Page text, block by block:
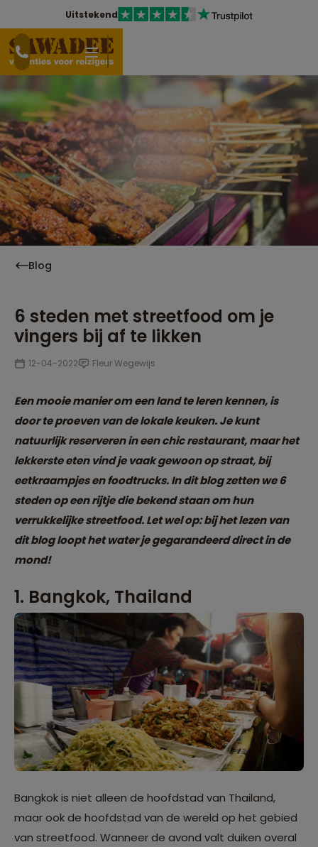
Uitstekend
Blog
6 steden met streetfood om je
vingers bij af te likken
12-04-2022 Fleur Wegewijs
Een mooie manier om een land te leren kennen, is
door te proeven van de lokale keuken. Je kunt
natuurlijk reserveren in een chic restaurant, maar het
lekkerste eten vind je vaak gewoon op straat, bij
eetkraampjes en foodtrucks. In dit blog zetten we 6
steden op een rijtje die bekend staan om hun
verrukkelijke streetfood. Let wel op: bij het lezen van
dit blog loopt het water je gegarandeerd direct in de
mond!
1. Bangkok, Thailand
Bangkok is niet alleen de hoofdstad van Thailand,
maar ook de hoofdstad van de wereld op het gebied
van streetfood. Wanneer de avond valt duiken overal